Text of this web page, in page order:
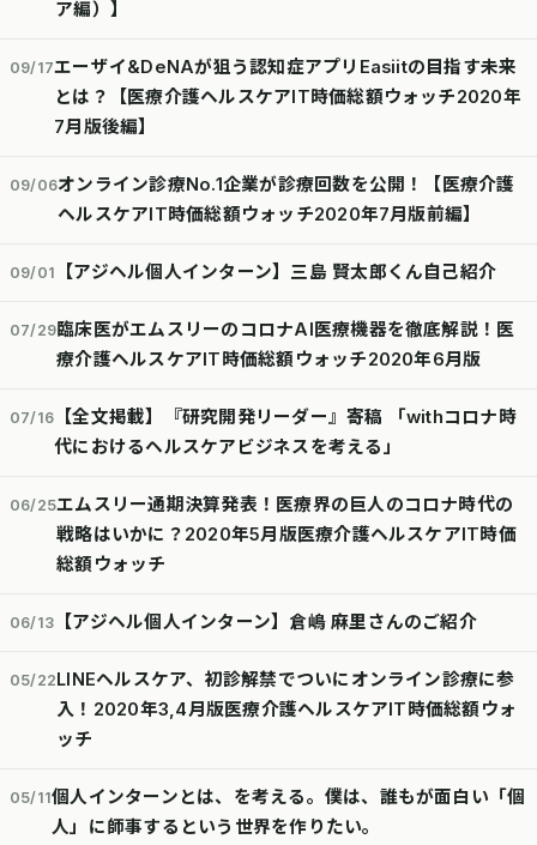
ア編）】
09/17エーザイ&DeNAが狙う認知症アプリEasiitの目指す未来
とは？【医療介護ヘルスケアIT時価総額ウォッチ2020年
7月版後編】
09/06オンライン診療No.1企業が診療回数を公開！【医療介護
ヘルスケアIT時価総額ウォッチ2020年7月版前編】
09/01 【アジヘル個人インターン】三島 賢太郎くん自己紹介
07/29臨床医がエムスリーのコロナAI医療機器を徹底解説！医
療介護ヘルスケアIT時価総額ウォッチ2020年6月版
07/16
【全文掲載】『研究開発リーダー』寄稿 「withコロナ時
代におけるヘルスケアビジネスを考える」
06/25エムスリー通期決算発表！医療界の巨人のコロナ時代の
戦略はいかに？2020年5月版医療介護ヘルスケアIT時価
総額ウォッチ
06/13 【アジヘル個人インターン】倉嶋 麻里さんのご紹介
05/22LINEヘルスケア、初診解禁でついにオンライン診療に参
入！2020年3,4月版医療介護ヘルスケアIT時価総額ウォ
ッチ
05/11個人インターンとは、を考える。僕は、誰もが面白い「個
人」に師事するという世界を作りたい。